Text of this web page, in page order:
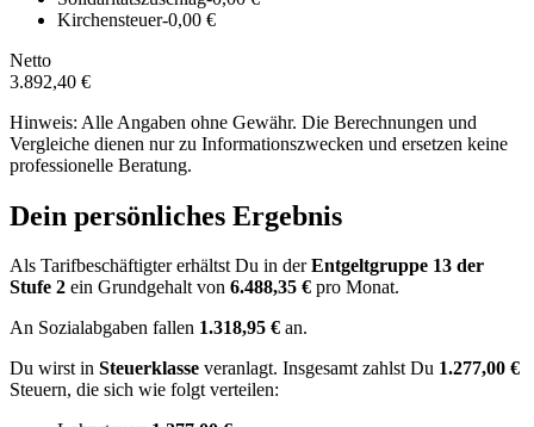
Kirchensteuer-0,00 €
Netto
3.892,40 €
Hinweis: Alle Angaben ohne Gewähr. Die Berechnungen und
Vergleiche dienen nur zu Informationszwecken und ersetzen keine
professionelle Beratung.
Dein persönliches Ergebnis
Als Tarifbeschäftigter erhältst Du in derEntgeltgruppe 13 der
Stufe 2 ein Grundgehalt von 6.488,35 € pro Monat.
An Sozialabgaben fallen 1.318,95 € an.
Du wirst in Steuerklasse veranlagt. Insgesamt zahlst Du 1.277,00 €
Steuern, die sich wie folgt verteilen: